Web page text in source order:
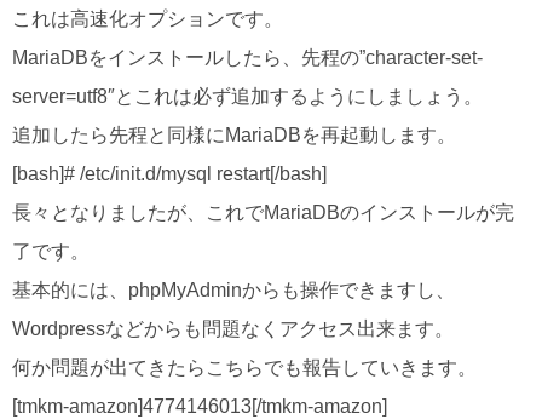
これは高速化オプションです。
MariaDBをインストールしたら、先程の”character-set-
server=utf8″とこれは必ず追加するようにしましょう。
追加したら先程と同様にMariaDBを再起動します。
[bash]# /etc/init.d/mysql restart[/bash]
長々となりましたが、これでMariaDBのインストールが完
了です。
基本的には、phpMyAdminからも操作できますし、
Wordpressなどからも問題なくアクセス出来ます。
何か問題が出てきたらこちらでも報告していきます。
[tmkm-amazon]4774146013[/tmkm-amazon]